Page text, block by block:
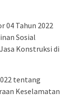
04 Tahun 2022
Sosial
Konstruksi di
tentang
Keselamatan